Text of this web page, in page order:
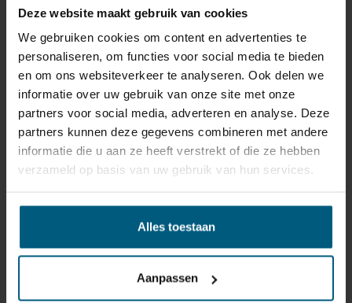
Deze website maakt gebruik van cookies
We gebruiken cookies om content en advertenties te
personaliseren, om functies voor social media te bieden
en om ons websiteverkeer te analyseren. Ook delen we
informatie over uw gebruik van onze site met onze
partners voor social media, adverteren en analyse. Deze
partners kunnen deze gegevens combineren met andere
informatie die u aan ze heeft verstrekt of die ze hebben
verzameld op basis van uw gebruik van hun services.
Alles toestaan
Aanpassen
uw lichaam, waardoor u stabiel ligt. Deze pocketvering
boxen verminderen de kans op ongemak in de rug of
nek en bieden optimale ventilatie en langdurige
veerkracht.
Topmatrassen
Het standaard koudschuim topmatras van de Newark
Boxspring heeft een open celstructuur voor
is doorgestikt met puur katoen, wat zorgt voor optimale
vochtregulatie en een comfortabele slaapomgeving.
combinatie van comfort en ondersteuning.
Matrassen
De levering vindt plaats via een afspraak.
Zodra wij de goederen kunnen leveren
zullen wij u bellen voor een afspraak te
De boxspring wordt bij bezorging netjes
montage monteren wij de boxspring op de
gewenste plek. Hierna nemen wij alle
verpakking materialen weer mee terug,